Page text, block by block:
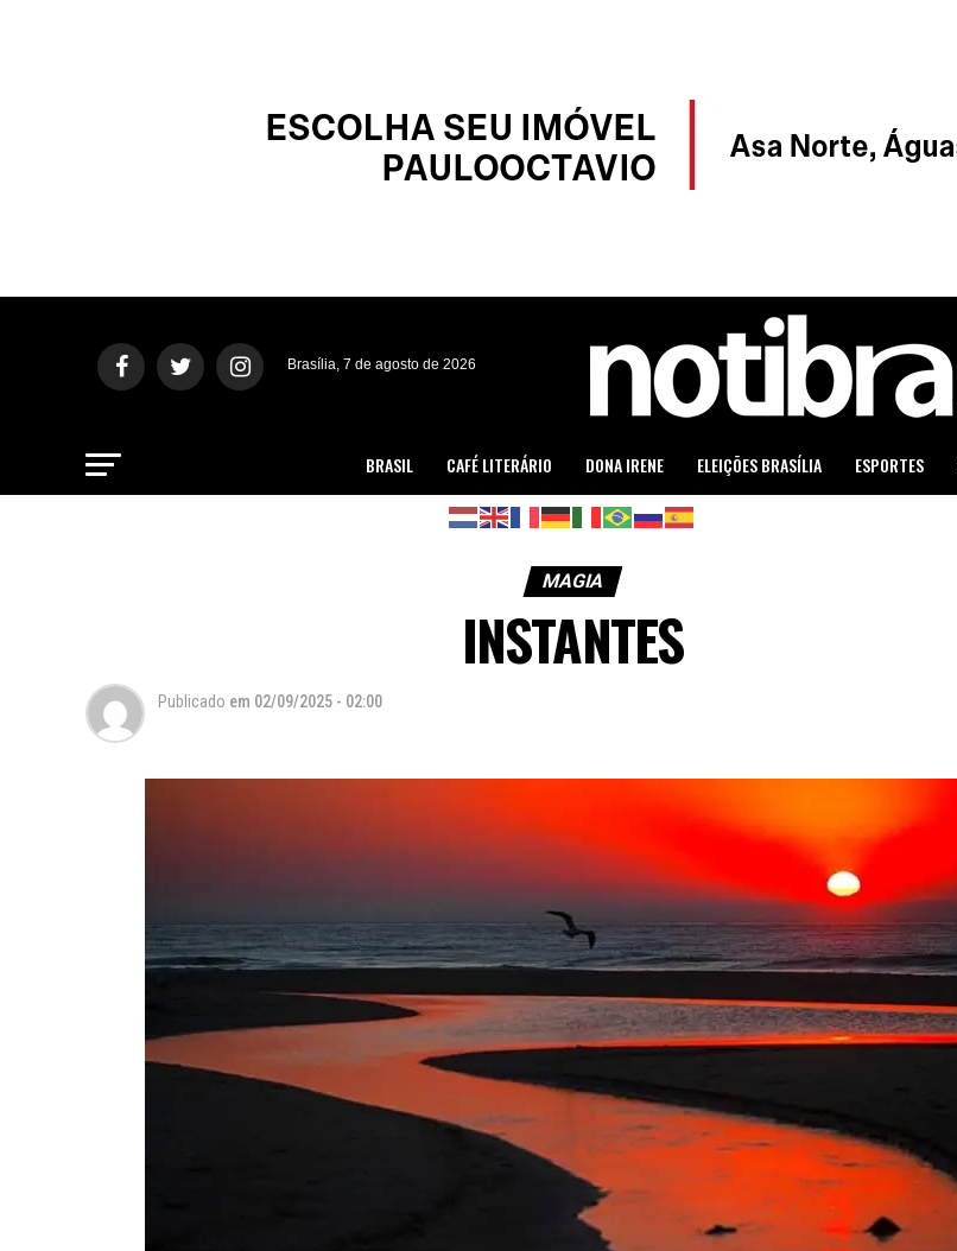
Brasília, 7 de agosto de 2026
BRASIL CAFÉ LITERÁRIO DONA IRENE ELEIÇÕES BRASÍLIA ESPORTES
MAGIA
INSTANTES
Publicado em 02/09/2025 - 02:00